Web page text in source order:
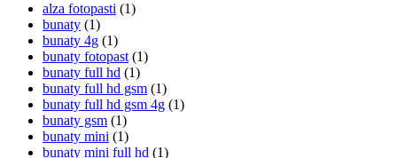
alza fotopasti (1)
bunaty (1)
bunaty 4g (1)
bunaty fotopast (1)
bunaty full hd (1)
bunaty full hd gsm (1)
bunaty full hd gsm 4g (1)
bunaty gsm (1)
bunaty mini (1)
bunaty mini full hd (1)